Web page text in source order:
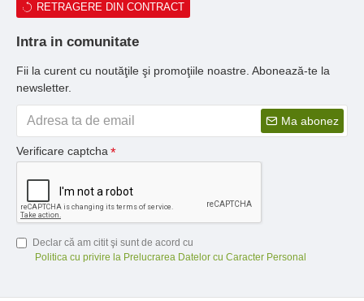
RETRAGERE DIN CONTRACT
Intra in comunitate
Fii la curent cu noutăţile şi promoţiile noastre. Abonează-te la
newsletter.
Ma abonez
Verificare captcha
Declar că am citit şi sunt de acord cu
Politica cu privire la Prelucrarea Datelor cu Caracter Personal